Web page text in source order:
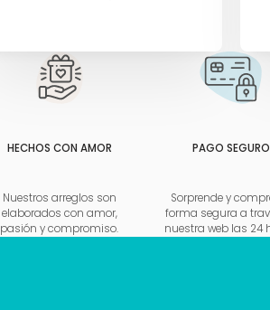
era:
es:
S/ 450.00.
HECHOS CON AMOR
Nuestros arreglos son
elaborados con amor,
pasión y compromiso.
PAGO SEGURO
Sorprende y
forma segura a
nuestra web las 24